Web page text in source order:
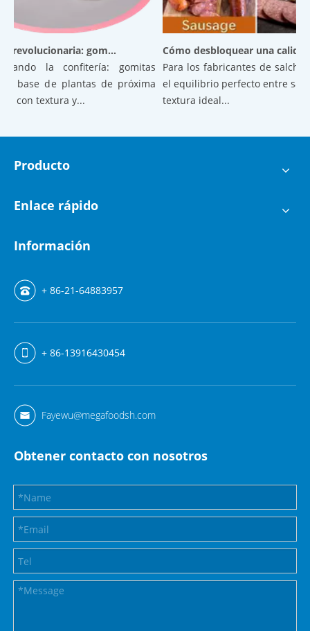
Confitería revolucionaria: gomitas aireadas a base de plantas de próxima generación con textura y estabilidad superiores
la confitería: gomitas
base de plantas de próxima
con textura y...
Para los fabricantes de
el equilibrio perfecto entre
textura ideal...
Producto
Enlace rápido
Información
+ 86-21-64883957
+ 86-13916430454
Fayewu@megafoodsh.com
Obtener contacto con nosotros